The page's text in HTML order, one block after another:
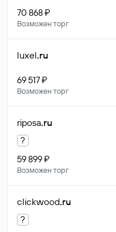
70 868 ₽
Возможен торг
luxel.ru
69 517 ₽
Возможен торг
riposa.ru
?
59 899 ₽
Возможен торг
clickwood.ru
?